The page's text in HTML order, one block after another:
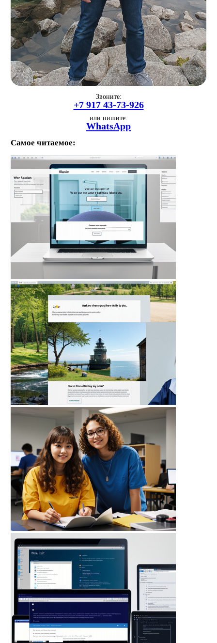
Звоните:
+7 917 43-73-926
или пишите:
WhatsApp
Самое читаемое: